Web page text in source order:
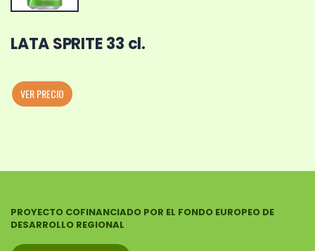
LATA SPRITE 33 cl.
VER PRECIO
PROYECTO COFINANCIADO POR EL FONDO EUROPEO DE
DESARROLLO REGIONAL